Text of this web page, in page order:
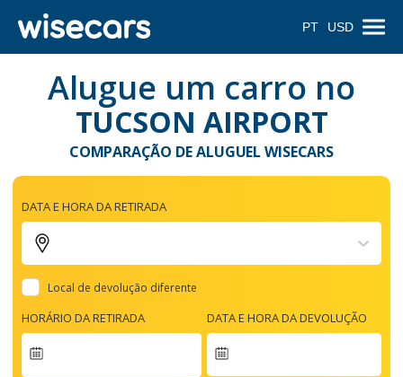
PT USD
Alugue um carro no
TUCSON AIRPORT
COMPARAÇÃO DE ALUGUEL WISECARS
DATA E HORA DA RETIRADA
Local de devolução diferente
HORÁRIO DA RETIRADA DATA E HORA DA DEVOLUÇÃO